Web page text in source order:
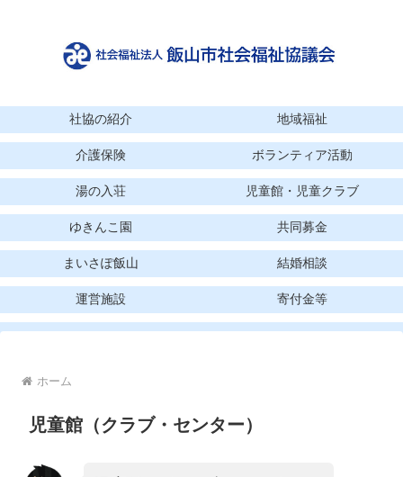
社協の紹介 地域福祉
介護保険 ボランティア活動
湯の入荘 児童館・児童クラブ
ゆきんこ園 共同募金
まいさぽ飯山 結婚相談
運営施設 寄付金等
ホーム
児童館（クラブ・センター）